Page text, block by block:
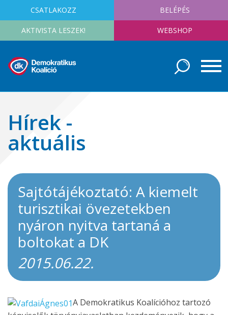
CSATLAKOZZ BELÉPÉS
AKTIVISTA LESZEK! WEBSHOP
Hírek -
aktuális
Sajtótájékoztató: A kiemelt
turisztikai övezetekben
nyáron nyitva tartaná a
boltokat a DK
2015.06.22.
A Demokratikus Koalícióhoz tartozó